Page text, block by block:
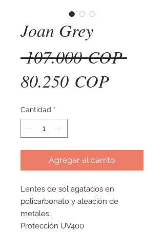
Joan Grey
107.000 COP Precio
80.250 COPPrecio
Cantidad *
Agregar al carrito
Lentes de sol agatados en
policarbonato y aleación de
metales.
Protección UV400